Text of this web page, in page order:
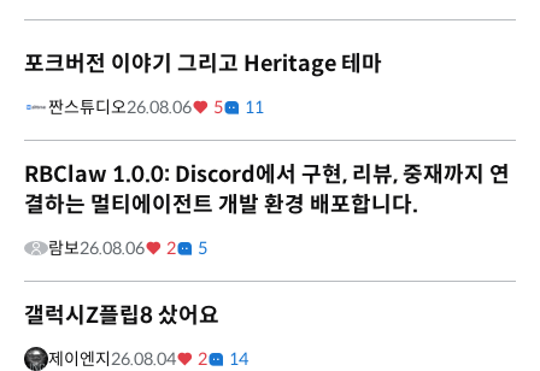
포크버전 이야기 그리고 Heritage 테마
짠스튜디오26.08.06 5 11
RBClaw 1.0.0: Discord에서 구현, 리뷰, 중재까지 연
결하는 멀티에이전트 개발 환경 배포합니다.
람보26.08.06 2 5
갤럭시Z플립8 샀어요
제이엔지26.08.04 2 14